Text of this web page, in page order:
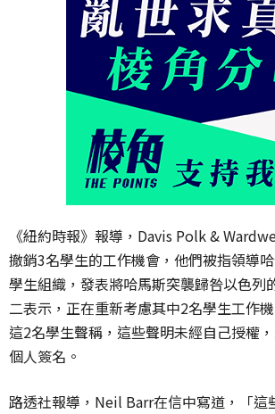
《紐約時報》報導，Davis Polk &
撤銷3名學生的工作機會，他們被指領導
學生組織，發表將哈馬斯突襲歸咎以色列
二表示，正在重新考慮其中2名學生工作
這2名學生聲稱，這些聲明未經自己授權
個人簽名。
路透社報導，Neil Barr在信中寫道，「這